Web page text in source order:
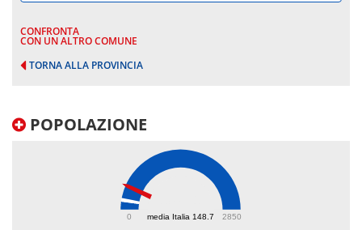
CONFRONTA
CON UN ALTRO COMUNE
TORNA ALLA PROVINCIA
POPOLAZIONE
media Italia 148.7
0 2850